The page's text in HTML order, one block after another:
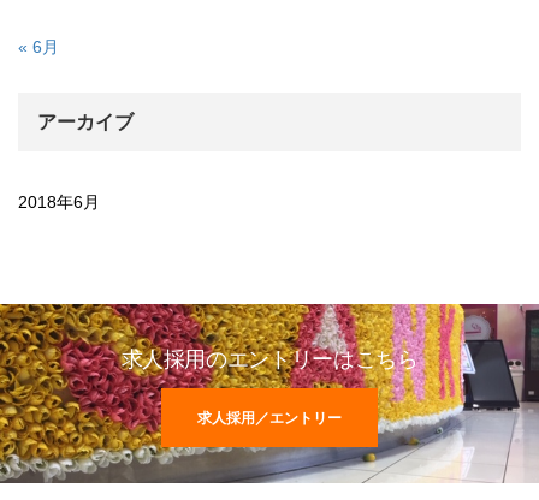
« 6月
アーカイブ
2018年6月
求人採用のエントリーはこちら
求人採用／エントリー